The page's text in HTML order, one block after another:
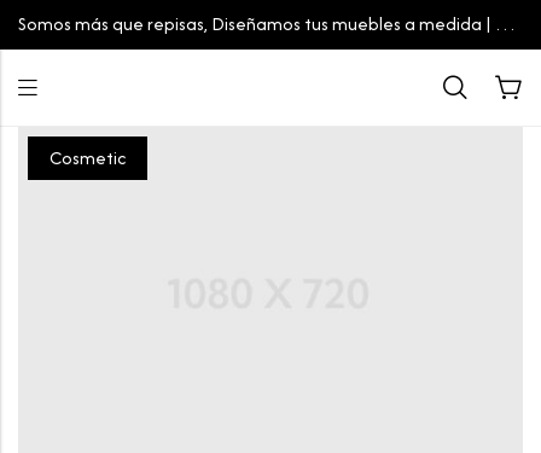
Somos más que repisas, Diseñamos tus muebles a medida | Tu
Cosmetic